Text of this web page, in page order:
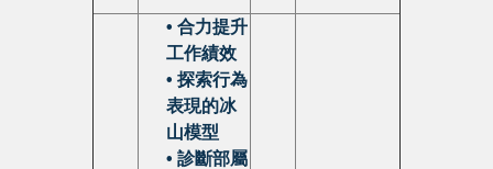
• 合力提升
工作績效
• 探索行為
表現的冰
山模型
• 診斷部屬